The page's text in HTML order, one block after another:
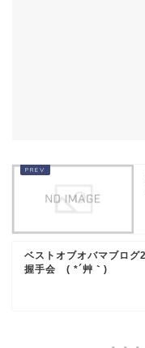
ベストオブオバマブロ
握手会 ( *´艸｀)